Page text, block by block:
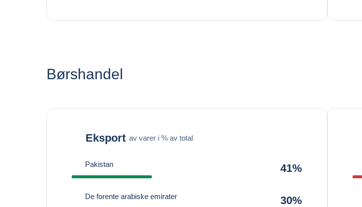
Børshandel
Eksport av varer i % av total
Pakistan 41%
De forente arabiske emirater 30%